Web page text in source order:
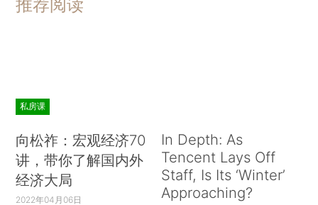
推荐阅读
私房课
向松祚：宏观经济70
讲，带你了解国内外
经济大局
2022年04月06日
In Depth: As
Tencent Lays Off
Staff, Is Its ‘Winter’
Approaching?